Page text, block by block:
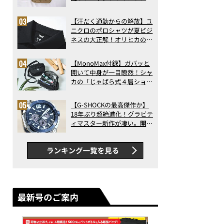
記事ランキングベスト3】
（2026年6月版）
【汗だく通勤からの解放】ユ
ニクロのポロシャツが夏ビジ
ネスの大正解！オリヒカの透
アの実力
【MonoMax付録】ガバッと
開いて中身が一目瞭然！シャ
カの「じゃばら式４層ショル
った！
【G-SHOCKの最高傑作か】
18年ぶり超絶進化！グラビテ
ィマスター新作が凄い。開発
新ムーブメントの衝撃
ランキング一覧を見る
最新号のご案内